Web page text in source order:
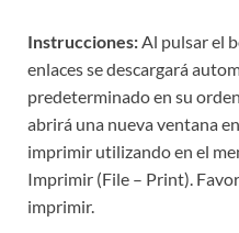
Instrucciones:Al pulsar el
enlaces se descargará
predeterminado en su
abrirá una nueva ventana
imprimir utilizando en el
Imprimir (File – Print).
imprimir.